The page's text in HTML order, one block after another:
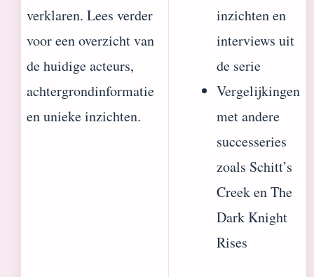
verklaren. Lees verder
voor een overzicht van
de huidige acteurs,
achtergrondinformatie
en unieke inzichten.
inzichten en
interviews uit
de serie
Vergelijkingen
met andere
successeries
zoals Schitt’s
Creek en The
Dark Knight
Rises